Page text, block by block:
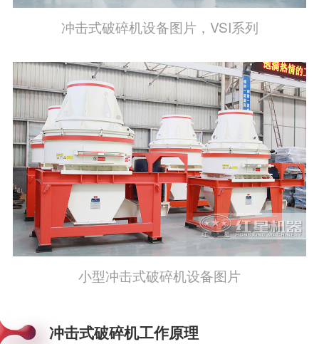
冲击式破碎机设备图片，VSI系列
小型冲击式破碎机设备图片
冲击式破碎机工作原理